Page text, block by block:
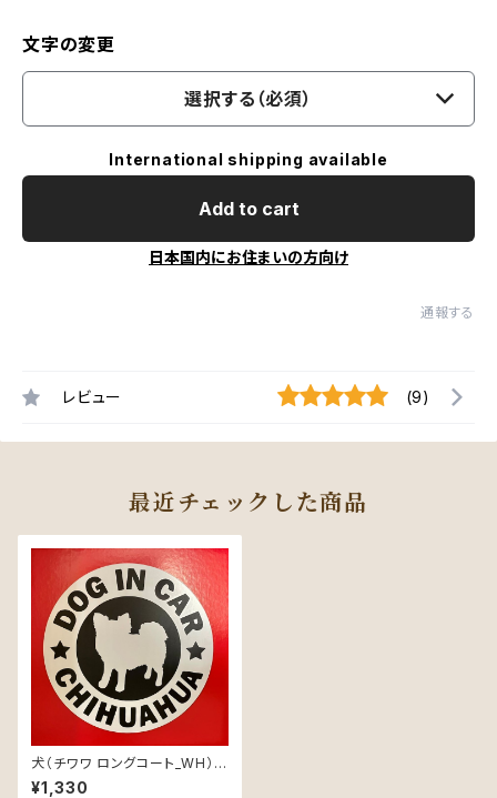
文字の変更
選択する（必須）
International shipping available
Add to cart
日本国内にお住まいの方向け
通報する
レビュー (9)
最近チェックした商品
犬（チワワ ロングコート_WH）マ
グネット ステッカー 防水 車用
¥1,330